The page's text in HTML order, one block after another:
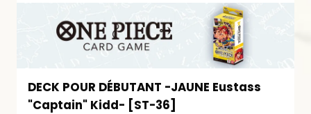
DECK POUR DÉBUTANT -JAUNE Eustass
"Captain" Kidd- [ST-36]